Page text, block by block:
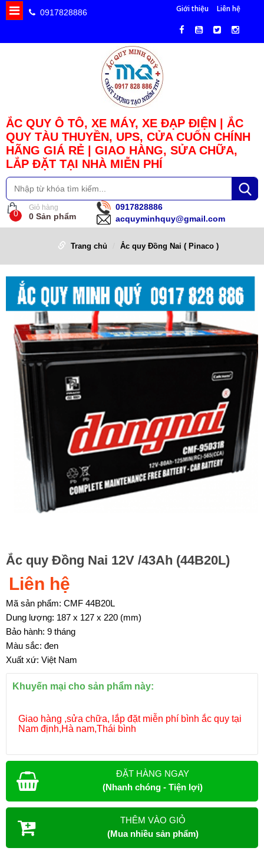
0917828886 Giới thiệu Liên hệ
ẮC QUY Ô TÔ, XE MÁY, XE ĐẠP ĐIỆN | ẮC
QUY TÀU THUYỀN, UPS, CỬA CUỐN CHÍNH
HÃNG GIÁ RẺ | GIAO HÀNG, SỬA CHỮA,
LẮP ĐẶT TẠI NHÀ MIỄN PHÍ
0
Giỏ hàng
0 Sản phẩm
0917828886
acquyminhquy@gmail.com
Trang chủ Ắc quy Đồng Nai ( Pinaco )
Ắc quy Đồng Nai 12V /43Ah (44B20L)
Liên hệ
Mã sản phẩm: CMF 44B20L
Dung lượng: 187 x 127 x 220 (mm)
Bảo hành: 9 tháng
Màu sắc: đen
Xuất xứ: Việt Nam
Khuyến mại cho sản phẩm này:
Giao hàng ,sửa chữa, lắp đặt miễn phí bình ắc quy tại
Nam định,Hà nam,Thái bình
ĐẶT HÀNG NGAY
(Nhanh chóng - Tiện lợi)
THÊM VÀO GIỎ
(Mua nhiều sản phẩm)